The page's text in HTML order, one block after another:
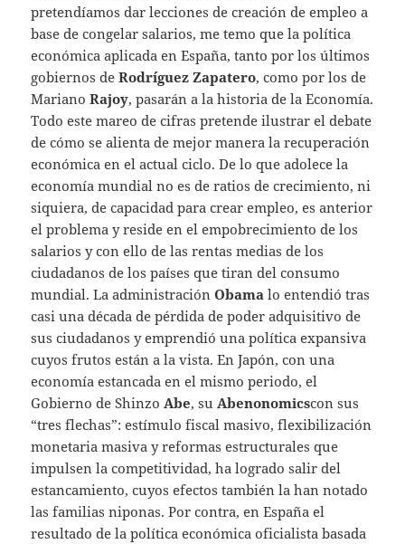
pretendíamos dar lecciones de creación de empleo a
base de congelar salarios, me temo que la política
económica aplicada en España, tanto por los últimos
gobiernos deRodríguez Zapatero, como por los de
MarianoRajoy, pasarán a la historia de la Economía.
Todo este mareo de cifras pretende ilustrar el debate
de cómo se alienta de mejor manera la recuperación
económica en el actual ciclo. De lo que adolece la
economía mundial no es de ratios de crecimiento, ni
siquiera, de capacidad para crear empleo, es anterior
el problema y reside en el empobrecimiento de los
salarios y con ello de las rentas medias de los
ciudadanos de los países que tiran del consumo
mundial. La administraciónObama lo entendió tras
casi una década de pérdida de poder adquisitivo de
sus ciudadanos y emprendió una política expansiva
cuyos frutos están a la vista. En Japón, con una
economía estancada en el mismo periodo, el
Gobierno de Shinzo Abe, su Abenonomicscon sus
“tres flechas”: estímulo fiscal masivo, flexibilización
monetaria masiva y reformas estructurales que
impulsen la competitividad, ha logrado salir del
estancamiento, cuyos efectos también la han notado
las familias niponas. Por contra, en España el
resultado de la política económica oficialista basada